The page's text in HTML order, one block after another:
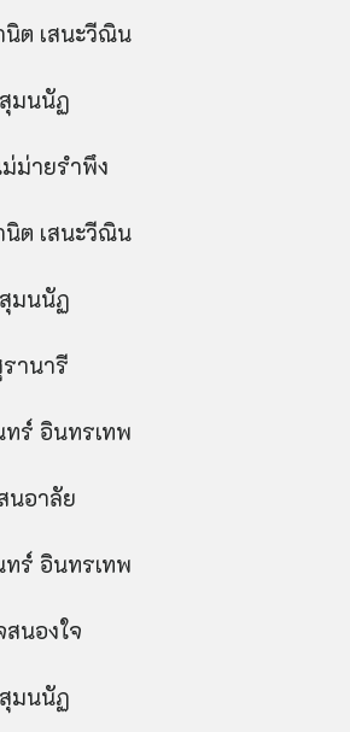
นิต เสนะวีณิน
มนนัฏ
ม่ม่ายรำพึง
นิต เสนะวีณิน
มนนัฏ
รานารี
ร์ อินทรเทพ
นอาลัย
ร์ อินทรเทพ
สนองใจ
มนนัฏ